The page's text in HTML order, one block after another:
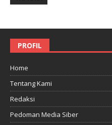
PROFIL
Home
Tentang Kami
Redaksi
Pedoman Media Siber